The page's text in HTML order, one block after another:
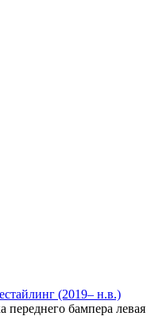
(2019– н.в.)
переднего бампера левая